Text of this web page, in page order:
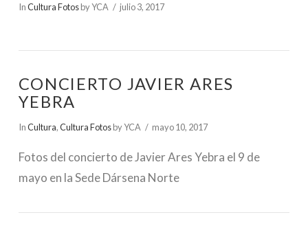
InCultura Fotosby YCA julio 3, 2017
CONCIERTO JAVIER ARES
YEBRA
InCultura,Cultura Fotosby YCA mayo 10, 2017
Fotos del concierto de Javier Ares Yebra el 9 de
mayo en la Sede Dársena Norte